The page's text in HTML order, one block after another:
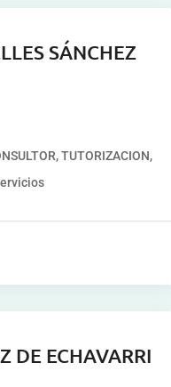
SÁNCHEZ
TUTORIZACION,
DE ECHAVARRI